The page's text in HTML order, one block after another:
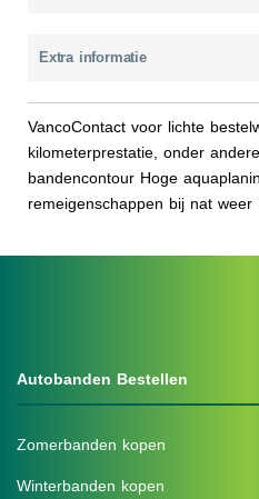
Extra informatie
VancoContact voor lichte
kilometerprestatie, onder
bandencontour Hoge
remeigenschappen bij nat weer
Autobanden Bestellen
Zomerbanden kopen
Winterbanden kopen